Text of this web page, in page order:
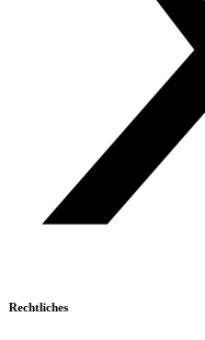
Rechtliches